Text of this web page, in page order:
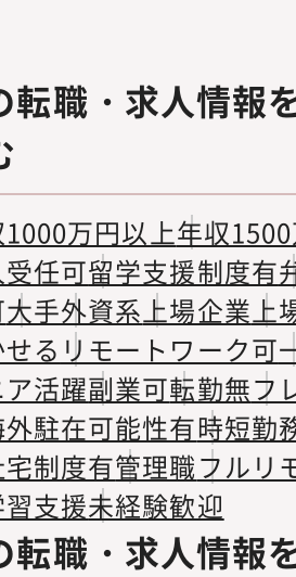
転職・求人情報
万円以上年収
任可留学支援制度有
大手外資系上場企業上
る リモートワーク可
活躍副業可転勤無フ
外駐在可能性有時短勤
制度有管理職フルリ
支援未経験歓迎
転職・求人情報